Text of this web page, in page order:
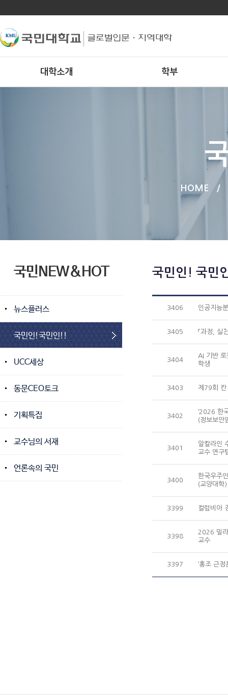
대학소개 학부
HOME /
국민NEW&HOT
뉴스플러스
국민인!국민인!!
UCC세상
동문CEO토크
기획특집
교수님의 서재
언론속의 국민
국민인! 국민
3406 인공지능
3405 『과정, 실
3404
AI 기반
학생
3403 제79회 칸
3402
‘2026 한
(정보보안
3401
알칼라인
교수 연구
3400
한국우주
(교양대학
3399 컬럼비아
3398
2026 밀라
교수
3397 ‘홍조 근